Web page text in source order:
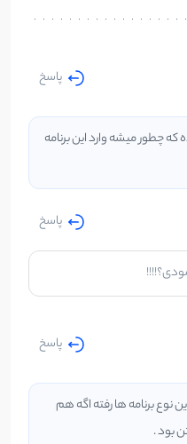
پاسخ
چطور میشه وارد این برنامه
پاسخ
پاسخ
نوع برنامه ها رفته اگه هم
بود .